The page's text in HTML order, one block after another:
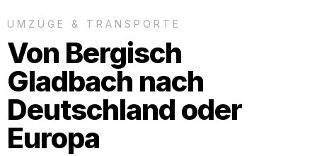
UMZÜGE & TRANSPORTE
Von Bergisch
Gladbach nach
Deutschland oder
Europa